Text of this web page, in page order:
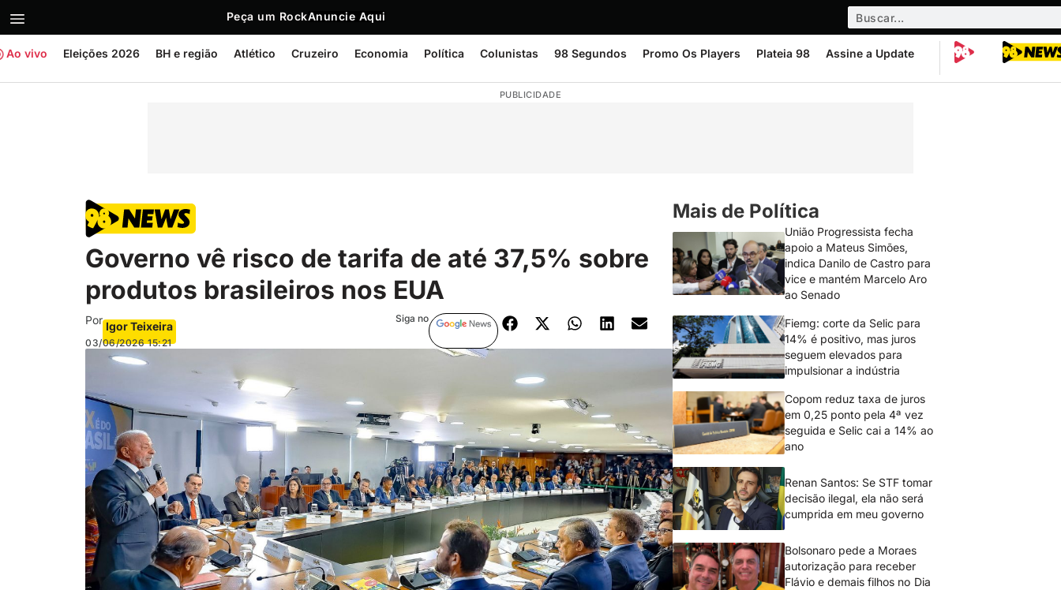
Peça um RockAnuncie Aqui
Ao vivo Eleições 2026 BH e região Atlético Cruzeiro Economia Política Colunistas 98 Segundos Promo Os Players Plateia 98 Assine a Update
PUBLICIDADE
Governo vê risco de tarifa de até 37,5% sobre
produtos brasileiros nos EUA
Por Igor Teixeira
03/06/2026 15:21
Siga no
Mais de Política
União Progressista fecha
apoio a Mateus Simões,
indica Danilo de Castro para
vice e mantém Marcelo Aro
ao Senado
Fiemg: corte da Selic para
14% é positivo, mas juros
seguem elevados para
impulsionar a indústria
Copom reduz taxa de juros
em 0,25 ponto pela 4ª vez
seguida e Selic cai a 14% ao
ano
Renan Santos: Se STF tomar
decisão ilegal, ela não será
cumprida em meu governo
Bolsonaro pede a Moraes
autorização para receber
Flávio e demais filhos no Dia